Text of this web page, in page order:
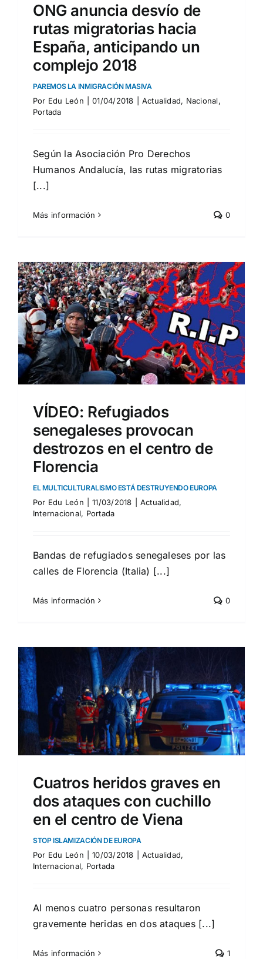
ONG anuncia desvío de
rutas migratorias hacia
España, anticipando un
complejo 2018
PAREMOS LA INMIGRACIÓN MASIVA
Por Edu León 01/04/2018 Actualidad, Nacional,
Portada
Según la Asociación Pro Derechos
Humanos Andalucía, las rutas migratorias
[...]
Más información 0
VÍDEO: Refugiados
senegaleses provocan
destrozos en el centro de
Florencia
EL MULTICULTURALISMO ESTÁ DESTRUYENDO EUROPA
Por Edu León 11/03/2018 Actualidad,
Internacional, Portada
Bandas de refugiados senegaleses por las
calles de Florencia (Italia) [...]
Más información 0
Cuatros heridos graves en
dos ataques con cuchillo
en el centro de Viena
STOP ISLAMIZACIÓN DE EUROPA
Por Edu León 10/03/2018 Actualidad,
Internacional, Portada
Al menos cuatro personas resultaron
gravemente heridas en dos ataques [...]
Más información 1